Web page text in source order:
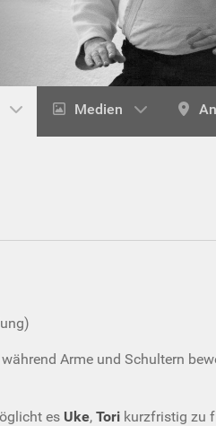
Medien
Arme und Schultern
es Uke, Tori kurzfristig zu